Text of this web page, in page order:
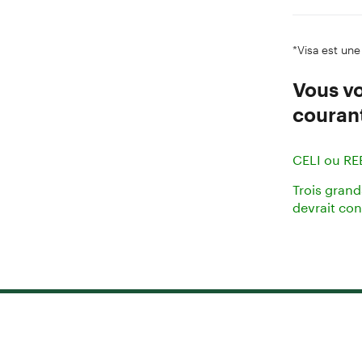
*Visa est
Vous
CELI ou
Trois
devrait